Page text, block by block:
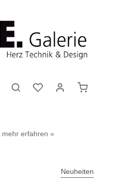
mehr erfahren »
Neuheiten